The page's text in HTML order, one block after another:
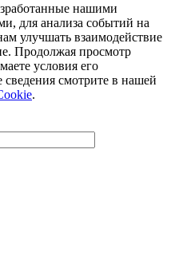
нашими
для анализа событий на
улучшать взаимодействие
Продолжая просмотр
условия его
смотрите в нашей
.